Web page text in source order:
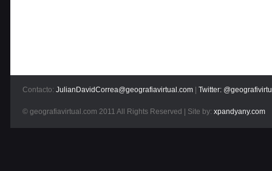
Contacto: JulianDavidCorrea@geografiavirtual.com Twitter:
© geografiavirtual.com 2011 All Rights Reserved | Site by: xpandyany.com